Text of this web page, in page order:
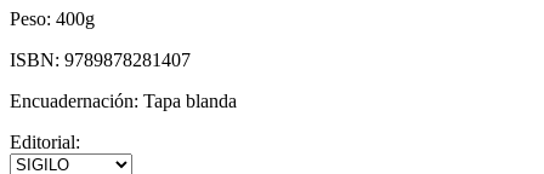
Peso: 400g
ISBN: 9789878281407
Encuadernación: Tapa blanda
Editorial: